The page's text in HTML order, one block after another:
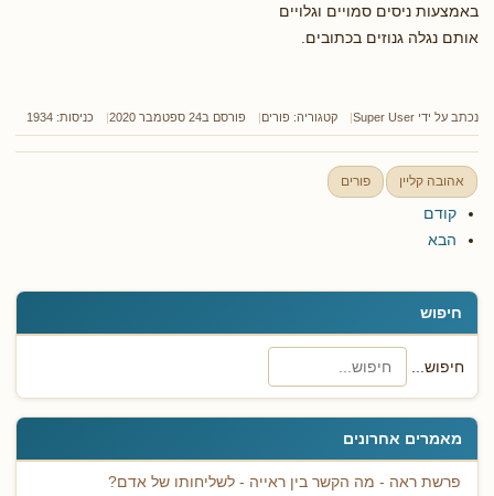
חיפוש
חיפוש...
מאמרים אחרונים
פרשת ראה - מה הקשר בין ראייה - לשליחותו של אדם?
באמצעות ניסים סמויים וגלויים
אותם נגלה גנוזים בכתובים.
נכתב על ידי Super User קטגוריה: פורים פורסם ב24 ספטמבר 2020 כניסות: 1934
אהובה קליין פורים
קודם
הבא